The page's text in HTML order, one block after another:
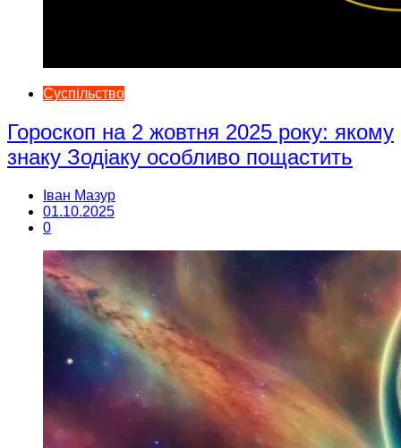
Суспільство
Гороскоп на 2 жовтня 2025 року: якому
знаку Зодіаку особливо пощастить
Іван Мазур
01.10.2025
0